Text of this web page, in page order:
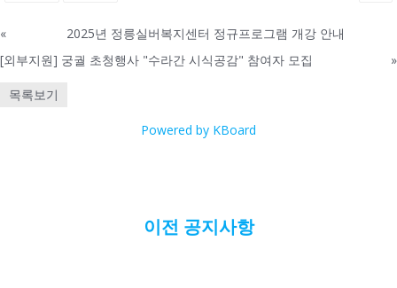
«
2025년 정릉실버복지센터 정규프로그램 개강 안내
[외부지원] 궁궐 초청행사 "수라간 시식공감" 참여자 모집
»
목록보기
Powered by KBoard
이전 공지사항